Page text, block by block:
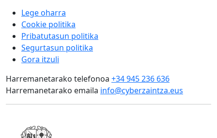
Lege oharra
Cookie politika
Pribatutasun politika
Segurtasun politika
Gora itzuli
Harremanetarako telefonoa +34 945 236 636
Harremanetarako emaila info@cyberzaintza.eus